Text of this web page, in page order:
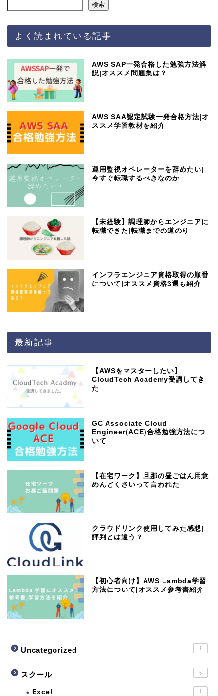
検索
よく読まれている記事
AWS SAP一発合格した勉強方法解
説|オススメ問題集は？
AWS SAA認定試験一発合格方法|オ
ススメ学習教材を紹介
運用監視オペレーターを辞めたい|
今すぐ転職するべきなのか
【未経験】調理師からエンジニアに
転職できた|転職までの道のり
インフラエンジニア資格取得の順番
について|オススメ資格3選も紹介
最新記事
【AWSをマスターしたい】
CloudTech Academy受講してき
た
GC Associate Cloud
Engineer(ACE)合格勉強方法につ
いて
【在宅ワーク】旦那の昼ごはん用意
めんどくさいって言われた
クラウドリンク使用してみた感想|
評判とは違う？
【初心者向け】AWS Lambda学習
方法について|オススメ参考書紹介
Uncategorized 1
スクール 5
Excel 1